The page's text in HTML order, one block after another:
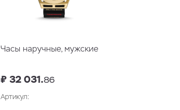
Часы наручные, мужские
₽ 32 031.86
Артикул: